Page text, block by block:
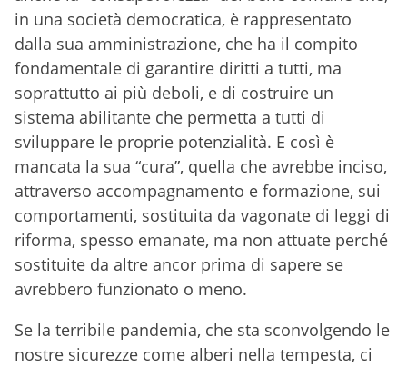
in una società democratica, è rappresentato
dalla sua amministrazione, che ha il compito
fondamentale di garantire diritti a tutti, ma
soprattutto ai più deboli, e di costruire un
sistema abilitante che permetta a tutti di
sviluppare le proprie potenzialità. E così è
mancata la sua “cura”, quella che avrebbe inciso,
attraverso accompagnamento e formazione, sui
comportamenti, sostituita da vagonate di leggi di
riforma, spesso emanate, ma non attuate perché
sostituite da altre ancor prima di sapere se
avrebbero funzionato o meno.
Se la terribile pandemia, che sta sconvolgendo le
nostre sicurezze come alberi nella tempesta, ci